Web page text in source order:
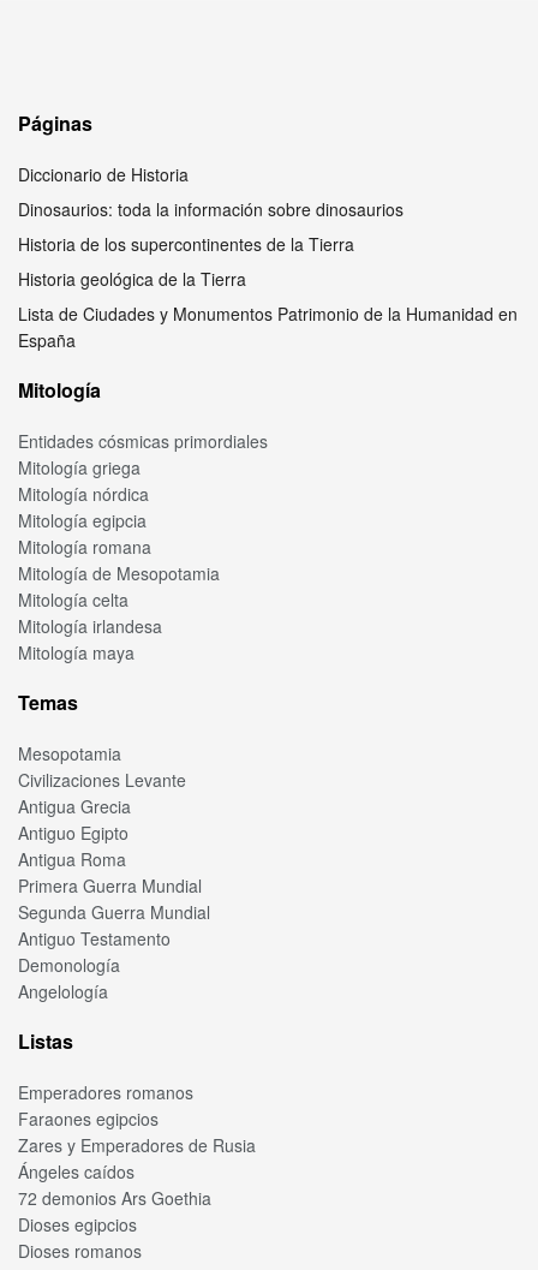
Páginas
Diccionario de Historia
Dinosaurios: toda la información sobre dinosaurios
Historia de los supercontinentes de la Tierra
Historia geológica de la Tierra
Lista de Ciudades y Monumentos Patrimonio de la Humanidad en
España
Mitología
Entidades cósmicas primordiales
Mitología griega
Mitología nórdica
Mitología egipcia
Mitología romana
Mitología de Mesopotamia
Mitología celta
Mitología irlandesa
Mitología maya
Temas
Mesopotamia
Civilizaciones Levante
Antigua Grecia
Antiguo Egipto
Antigua Roma
Primera Guerra Mundial
Segunda Guerra Mundial
Antiguo Testamento
Demonología
Angelología
Listas
Emperadores romanos
Faraones egipcios
Zares y Emperadores de Rusia
Ángeles caídos
72 demonios Ars Goethia
Dioses egipcios
Dioses romanos